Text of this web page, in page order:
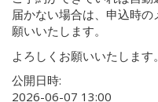
届かない場合は、申込時
願いいたします。
よろしくお願いいたします。
公開日時:
2026-06-07 13:00